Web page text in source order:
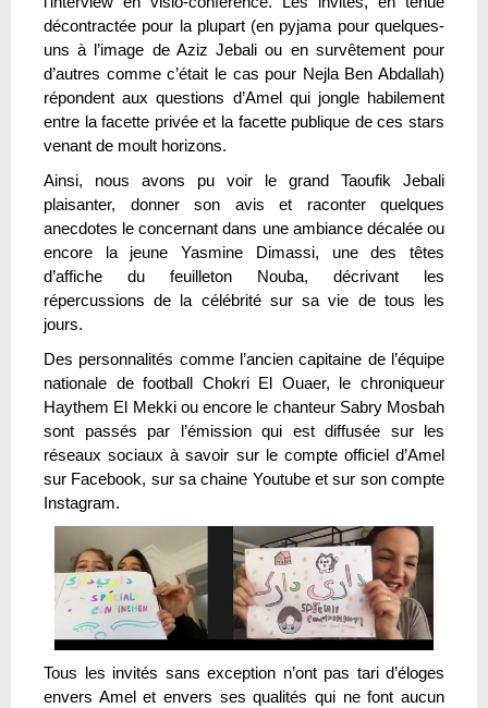
décontractée pour la plupart (en pyjama pour quelques-
uns à l’image de Aziz Jebali ou en survêtement pour
d’autres comme c’était le cas pour Nejla Ben Abdallah)
répondent aux questions d’Amel qui jongle habilement
entre la facette privée et la facette publique de ces stars
venant de moult horizons.
Ainsi, nous avons pu voir le grand Taoufik Jebali
plaisanter, donner son avis et raconter quelques
anecdotes le concernant dans une ambiance décalée ou
encore la jeune Yasmine Dimassi, une des têtes
d’affiche du feuilleton Nouba, décrivant les
répercussions de la célébrité sur sa vie de tous les
jours.
Des personnalités comme l’ancien capitaine de l’équipe
nationale de football Chokri El Ouaer, le chroniqueur
Haythem El Mekki ou encore le chanteur Sabry Mosbah
sont passés par l’émission qui est diffusée sur les
réseaux sociaux à savoir sur le compte officiel d’Amel
sur Facebook, sur sa chaine Youtube et sur son compte
Instagram.
Tous les invités sans exception n’ont pas tari d’éloges
envers Amel et envers ses qualités qui ne font aucun